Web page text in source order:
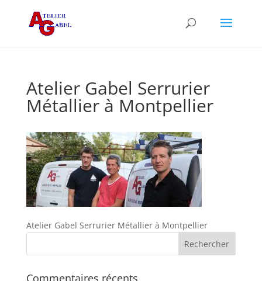
Atelier Gabel Serrurier
Métallier à Montpellier
Atelier Gabel Serrurier Métallier à Montpellier
Commentaires récents